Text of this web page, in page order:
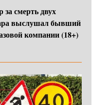
смерть двух
выслушал бывший
компании (18+)